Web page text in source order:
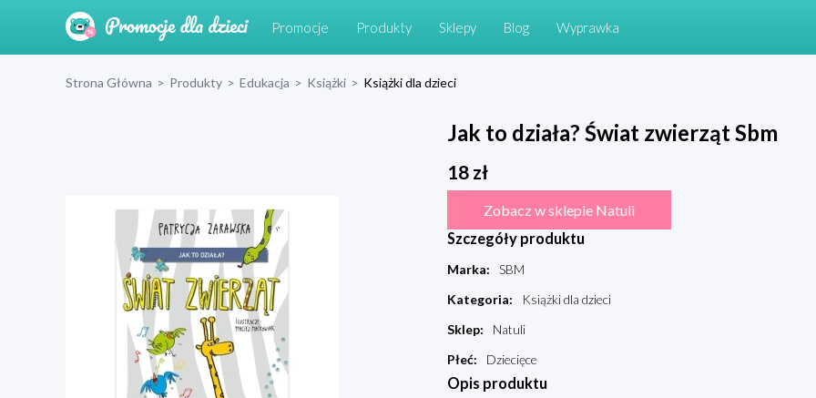
Promocje Produkty Sklepy Blog Wyprawka
Strona Główna > Produkty > Edukacja > Książki > Książki dla dzieci
Jak to działa? Świat zwierząt Sbm
18zł
Zobacz w sklepie Natuli
Szczegóły produktu
Marka:
SBM
Kategoria:
Książki dla dzieci
Sklep:
Natuli
Płeć: Dziecięce
Opis produktu